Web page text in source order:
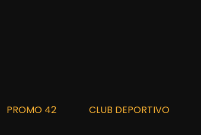
PROMO 42 CLUB DEPORTIVO